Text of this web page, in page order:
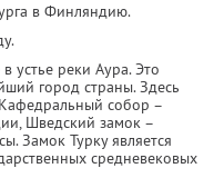
в Финляндию.
устье реки Аура. Это
город страны. Здесь
собор –
Шведский замок –
Замок Турку является
средневековых